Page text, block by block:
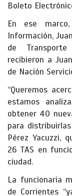
Boleto
En ese
Información,
de
recibieron a
de Nación
“Queremos
estamos
obtener 40
para
Pérez Yacuzzi,
26 TAS en
ciudad.
La funcionaria
de Corrientes